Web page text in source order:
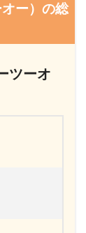
ー）の総
ツーオ